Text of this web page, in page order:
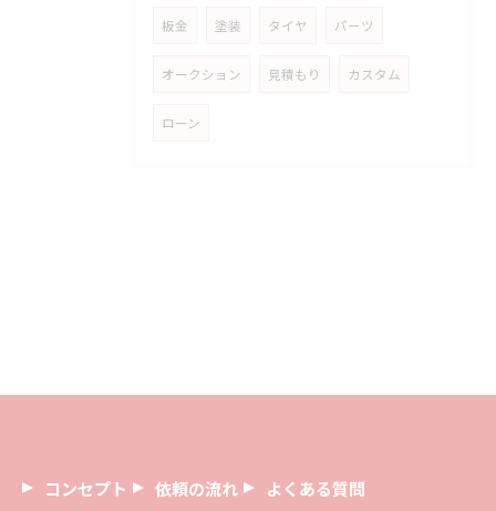
板金 塗装 タイヤ パーツ
オークション 見積もり カスタム
ローン
コンセプト 依頼の流れ よくある質問